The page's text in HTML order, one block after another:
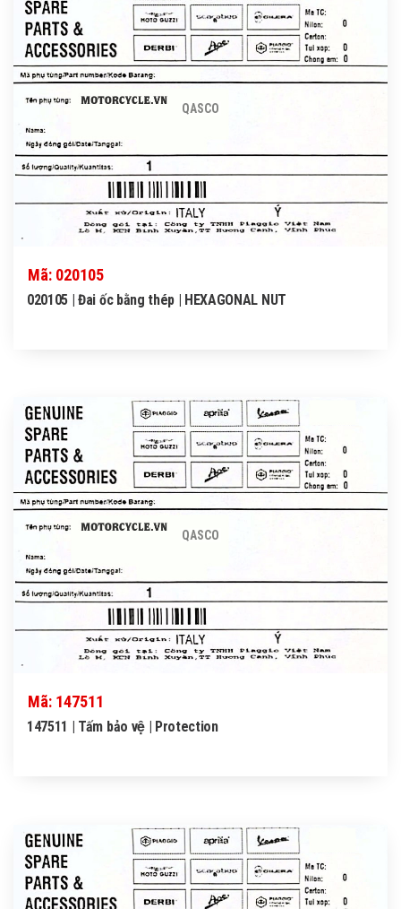
QASCO
Mã: 020105
020105 | Đai ốc bằng thép | HEXAGONAL NUT
QASCO
Mã: 147511
147511 | Tấm bảo vệ | Protection